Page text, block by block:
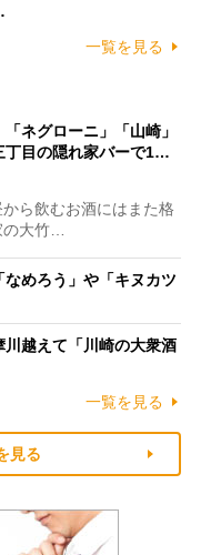
一覧を見る
ネグローニ」「山崎」
丁目の隠れ家バーで1…
ら飲むお酒にはまた格
大竹…
なめろう」や「キヌカツ
川越えて「川崎の大衆酒
一覧を見る
見る